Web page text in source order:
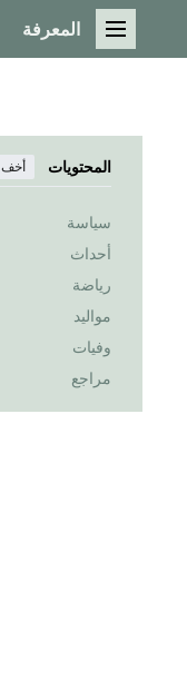
القائمة الرئيسية
المعرفة
المحتويات أخف
سياسة
أحداث
رياضة
مواليد
وفيات
مراجع